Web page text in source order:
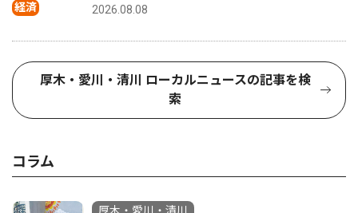
経済 2026.08.08
厚木・愛川・清川 ローカルニュースの記事を検
索
コラム